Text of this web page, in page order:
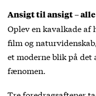
Ansigt til ansigt –
Oplev en kavalkade
film og
et moderne blik på
fænomen.